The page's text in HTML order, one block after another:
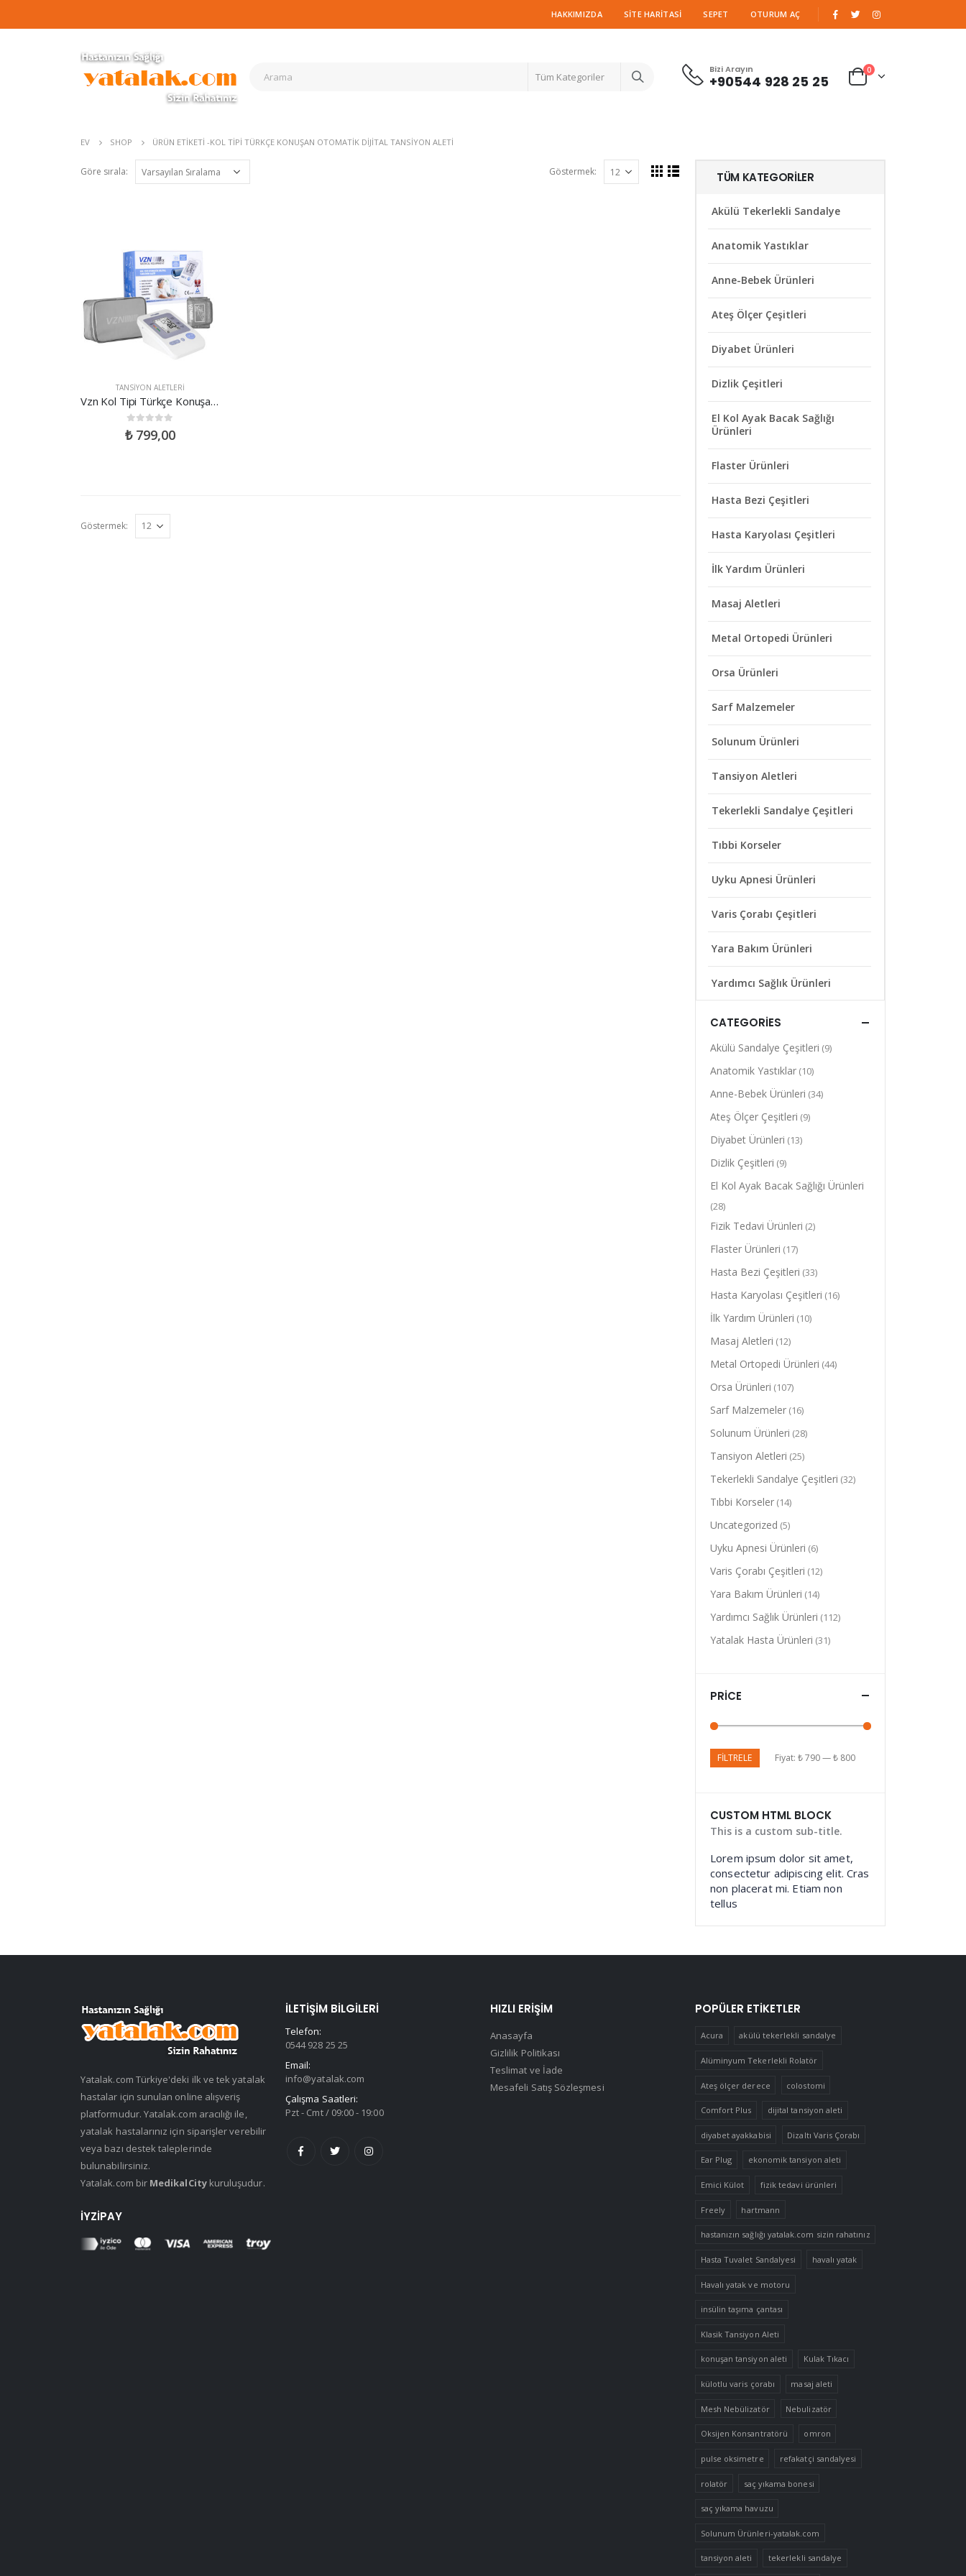
HAKKIMIZDA SITE HARITASI SEPET OTURUM AÇ
Tüm Kategoriler
Bizi Arayın
+90544 928 25 25
0
EV SHOP ÜRÜN ETIKETI -KOL TIPI TÜRKÇE KONUŞAN OTOMATIK DIJITAL TANSIYON ALETI
Göre sırala: Göstermek:
TANSIYON ALETLERI
Vzn Kol Tipi Türkçe Konuşan Otomatik Dijital Tansiyon Aleti Yeni Nesil Wrap Manşon
0 out of 5
₺799,00
Göstermek:
TÜM KATEGORILER
Akülü Tekerlekli Sandalye
Anatomik Yastıklar
Anne-Bebek Ürünleri
Ateş Ölçer Çeşitleri
Diyabet Ürünleri
Dizlik Çeşitleri
El Kol Ayak Bacak Sağlığı
Ürünleri
Flaster Ürünleri
Hasta Bezi Çeşitleri
Hasta Karyolası Çeşitleri
İlk Yardım Ürünleri
Masaj Aletleri
Metal Ortopedi Ürünleri
Orsa Ürünleri
Sarf Malzemeler
Solunum Ürünleri
Tansiyon Aletleri
Tekerlekli Sandalye Çeşitleri
Tıbbi Korseler
Uyku Apnesi Ürünleri
Varis Çorabı Çeşitleri
Yara Bakım Ürünleri
Yardımcı Sağlık Ürünleri
CATEGORIES
Akülü Sandalye Çeşitleri (9)
Anatomik Yastıklar (10)
Anne-Bebek Ürünleri (34)
Ateş Ölçer Çeşitleri (9)
Diyabet Ürünleri (13)
Dizlik Çeşitleri (9)
El Kol Ayak Bacak Sağlığı Ürünleri
(28)
Fizik Tedavi Ürünleri (2)
Flaster Ürünleri (17)
Hasta Bezi Çeşitleri (33)
Hasta Karyolası Çeşitleri (16)
İlk Yardım Ürünleri (10)
Masaj Aletleri (12)
Metal Ortopedi Ürünleri (44)
Orsa Ürünleri (107)
Sarf Malzemeler (16)
Solunum Ürünleri (28)
Tansiyon Aletleri (25)
Tekerlekli Sandalye Çeşitleri (32)
Tıbbi Korseler (14)
Uncategorized (5)
Uyku Apnesi Ürünleri (6)
Varis Çorabı Çeşitleri (12)
Yara Bakım Ürünleri (14)
Yardımcı Sağlık Ürünleri (112)
Yatalak Hasta Ürünleri (31)
PRICE
FILTRELE Fiyat: ₺ 790—₺ 800
CUSTOM HTML BLOCK
This is a custom sub-title.
Lorem ipsum dolor sit amet,
consectetur adipiscing elit. Cras
non placerat mi. Etiam non
tellus
Yatalak.com Türkiye'deki ilk ve tek yatalak
hastalar için sunulan online alışveriş
platformudur. Yatalak.com aracılığı ile,
yatalak hastalarınız için siparişler verebilir
veya bazı destek taleplerinde
bulunabilirsiniz.
Yatalak.com bir MedikalCitykuruluşudur.
İYZIPAY
İLETIŞIM BILGILERI
Telefon:
0544 928 25 25
Email:
info@yatalak.com
Çalışma Saatleri:
Pzt - Cmt / 09:00 - 19:00
HIZLI ERIŞIM
Anasayfa
Gizlilik Politikası
Teslimat ve İade
Mesafeli Satış Sözleşmesi
POPÜLER ETIKETLER
Acura akülü tekerlekli sandalye
Alüminyum Tekerlekli Rolatör
Ateş ölçer derece colostomi
Comfort Plus dijital tansiyon aleti
diyabet ayakkabisi Dizaltı Varis Çorabı
Ear Plug ekonomik tansiyon aleti
Emici Külot fizik tedavi ürünleri
Freely hartmann
hastanızın sağlığı yatalak.com sizin rahatınız
Hasta Tuvalet Sandalyesi havalı yatak
Havalı yatak ve motoru
insülin taşıma çantası
Klasik Tansiyon Aleti
konuşan tansiyon aleti Kulak Tıkacı
külotlu varis çorabı masaj aleti
Mesh Nebülizatör Nebulizatör
Oksijen Konsantratörü omron
pulse oksimetre refakatçi sandalyesi
rolatör saç yıkama bonesi
saç yıkama havuzu
Solunum Ürünleri-yatalak.com
tansiyon aleti tekerlekli sandalye